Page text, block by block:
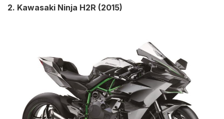
2. Kawasaki Ninja H2R (2015)